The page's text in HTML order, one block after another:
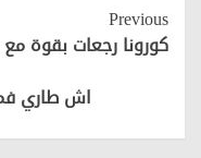
Continue
Reading
Previous
كورونا رجعات بقوة
اش طاري